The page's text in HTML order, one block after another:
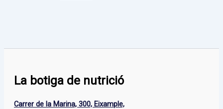
La botiga de nutrició
Carrer de la Marina, 300, Eixample,